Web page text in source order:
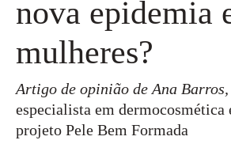
nova epidemia
mulheres?
Artigo de opinião de Ana
especialista em dermocosmética
projeto Pele Bem Formada